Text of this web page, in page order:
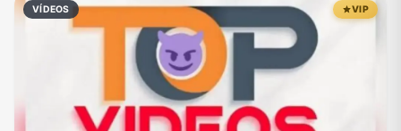
VÍDEOS VIP